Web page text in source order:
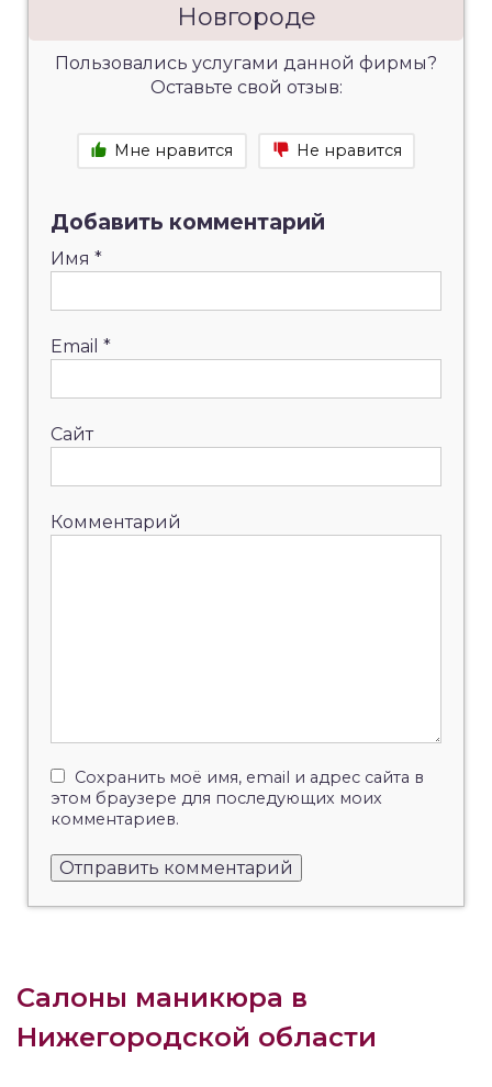
Новгороде
Пользовались услугами данной фирмы?
Оставьте свой отзыв:
Мне нравится Не нравится
Добавить комментарий
Имя *
Email *
Сайт
Комментарий
Сохранить моё имя, email и адрес сайта в
этом браузере для последующих моих
комментариев.
Салоны маникюра в
Нижегородской области